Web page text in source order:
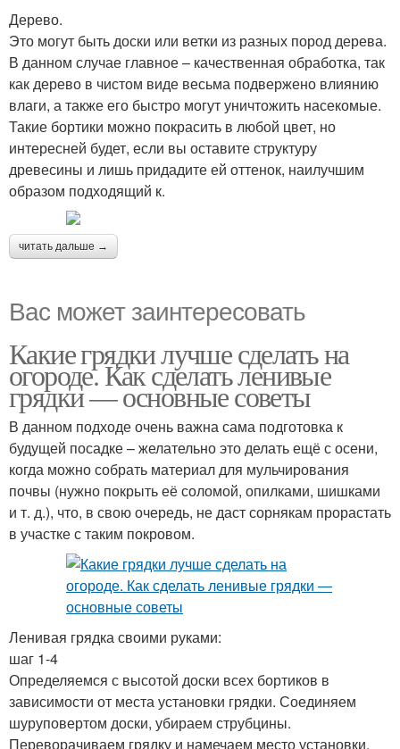
Дерево.
Это могут быть доски или ветки из разных пород дерева.
В данном случае главное – качественная обработка, так
как дерево в чистом виде весьма подвержено влиянию
влаги, а также его быстро могут уничтожить насекомые.
Такие бортики можно покрасить в любой цвет, но
интересней будет, если вы оставите структуру
древесины и лишь придадите ей оттенок, наилучшим
образом подходящий к.
читать дальше →
Вас может заинтересовать
Какие грядки лучше сделать на
огороде. Как сделать ленивые
грядки — основные советы
В данном подходе очень важна сама подготовка к
будущей посадке – желательно это делать ещё с осени,
когда можно собрать материал для мульчирования
почвы (нужно покрыть её соломой, опилками, шишками
и т. д.), что, в свою очередь, не даст сорнякам прорастать
в участке с таким покровом.
Ленивая грядка своими руками:
шаг 1-4
Определяемся с высотой доски всех бортиков в
зависимости от места установки грядки. Соединяем
шуруповертом доски, убираем струбцины.
Переворачиваем грядку и намечаем место установки,